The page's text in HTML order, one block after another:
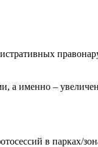
а именно –
в парках/